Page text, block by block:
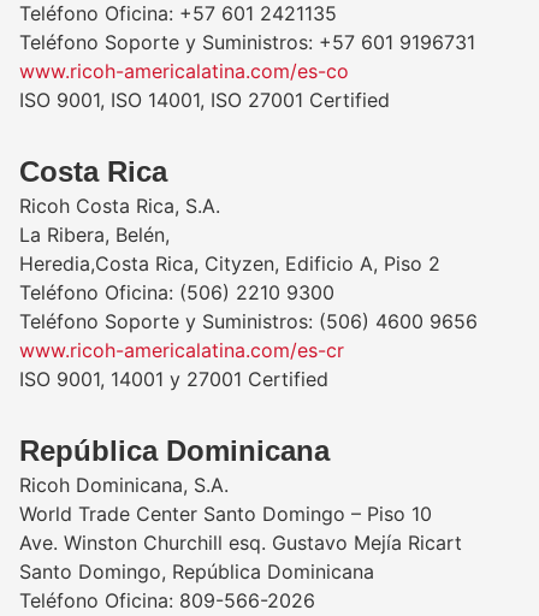
Teléfono Oficina: +57 601 2421135
Teléfono Soporte y Suministros: +57 601 9196731
www.ricoh-americalatina.com/es-co
ISO 9001, ISO 14001, ISO 27001 Certified
Costa Rica
Ricoh Costa Rica, S.A.
La Ribera, Belén,
Heredia,Costa Rica, Cityzen, Edificio A, Piso 2
Teléfono Oficina: (506) 2210 9300
Teléfono Soporte y Suministros: (506) 4600 9656
www.ricoh-americalatina.com/es-cr
ISO 9001, 14001 y 27001 Certified
República Dominicana
Ricoh Dominicana, S.A.
World Trade Center Santo Domingo – Piso 10
Ave. Winston Churchill esq. Gustavo Mejía Ricart
Santo Domingo, República Dominicana
Teléfono Oficina: 809-566-2026